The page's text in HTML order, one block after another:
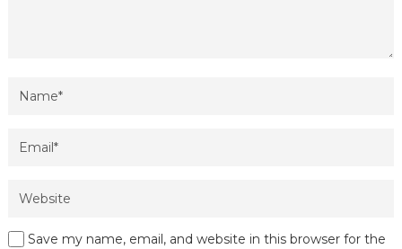
Save my name, email, and website in this browser for the